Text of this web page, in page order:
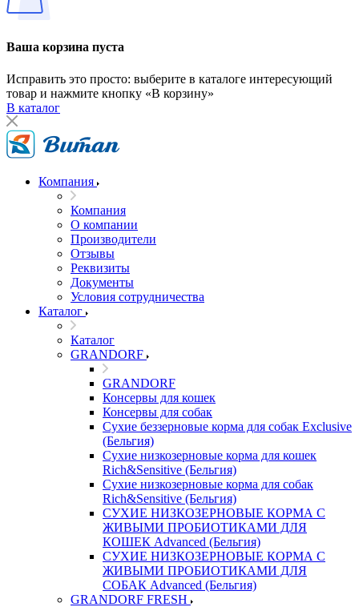
Ваша корзина пуста
Исправить это просто: выберите в каталоге интересующий
товар и нажмите кнопку «В корзину»
В каталог
Компания
Компания
О компании
Производители
Отзывы
Реквизиты
Документы
Условия сотрудничества
Каталог
Каталог
GRANDORF
GRANDORF
Консервы для кошек
Консервы для собак
Сухие беззерновые корма для собак Exclusive
(Бельгия)
Сухие низкозерновые корма для кошек
Rich&Sensitive (Бельгия)
Сухие низкозерновые корма для собак
Rich&Sensitive (Бельгия)
СУХИЕ НИЗКОЗЕРНОВЫЕ КОРМА С
ЖИВЫМИ ПРОБИОТИКАМИ ДЛЯ
КОШЕК Advanced (Бельгия)
СУХИЕ НИЗКОЗЕРНОВЫЕ КОРМА С
ЖИВЫМИ ПРОБИОТИКАМИ ДЛЯ
СОБАК Advanced (Бельгия)
GRANDORF FRESH